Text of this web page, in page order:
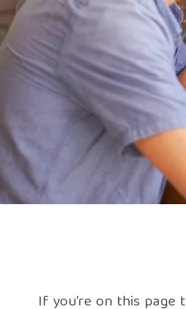
If you’re on this